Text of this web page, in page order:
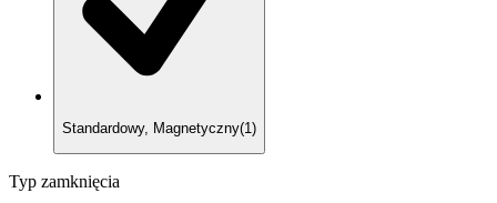
Standardowy, Magnetyczny(1)
Typ zamknięcia